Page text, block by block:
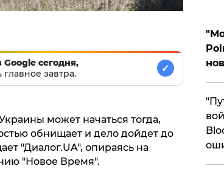
сегодня,
завтра.
✓
может начаться тогда,
обнищает и дело дойдет до
"Диалог.UA", опираясь на
"Новое Время".